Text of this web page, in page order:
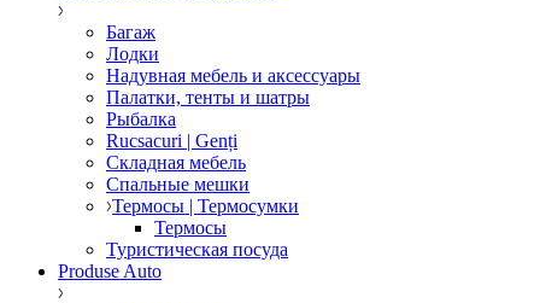
Багаж
Лодки
Надувная мебель и аксессуары
Палатки, тенты и шатры
Рыбалка
Rucsacuri | Genți
Складная мебель
Спальные мешки
Термосы | Термосумки
Термосы
Туристическая посуда
Produse Auto